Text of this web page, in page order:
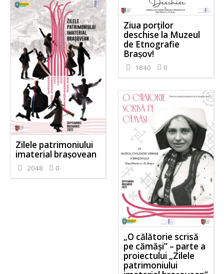
Ziua porților
deschise la Muzeul
de Etnografie
Brașov!
1840 0
Zilele patrimoniului
imaterial brașovean
2048 0
„O călătorie scrisă
pe cămăși” – parte a
proiectului „Zilele
patrimoniului